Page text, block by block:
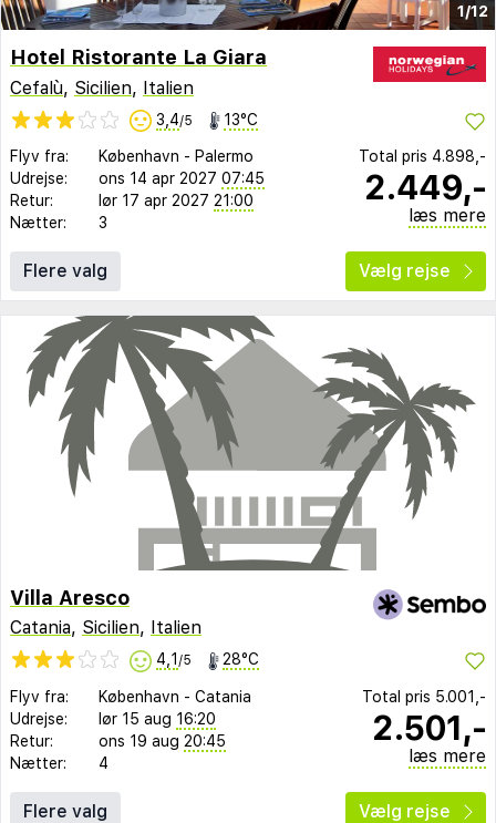
1/12
Hotel Ristorante La Giara
Cefalù, Sicilien, Italien
3,4/5 13°C
Flyv fra: København - Palermo
Udrejse:
ons 14 apr 2027 07:45
Retur:
lør 17 apr 2027 21:00
Nætter:
3
Total pris 4.898,-
2.449,-
læs mere
Flere valg Vælg rejse
Villa Aresco
Catania, Sicilien, Italien
4,1 /5 28°C
Flyv fra: København - Catania
Udrejse:
lør 15 aug 16:20
Retur:
ons 19 aug 20:45
Nætter:
4
Total pris 5.001,-
2.501,-
læs mere
Flere valg Vælg rejse